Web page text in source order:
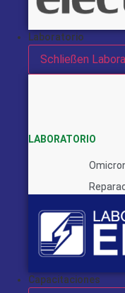
Laboratorio
Schließen
LABORATORIO
Capacitaciones